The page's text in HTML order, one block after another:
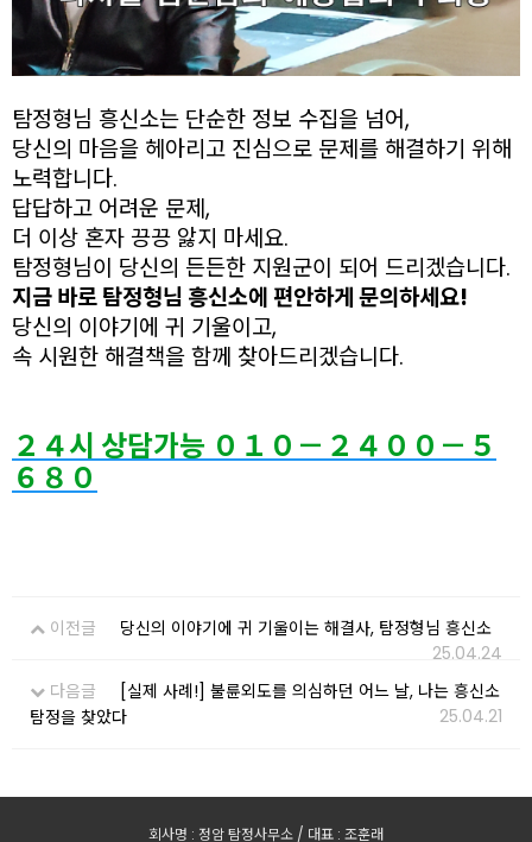
탐정형님 흥신소는 단순한 정보 수집을 넘어,
당신의 마음을 헤아리고 진심으로 문제를 해결하기 위해
노력합니다.
답답하고 어려운 문제,
더 이상 혼자 끙끙 앓지 마세요.
탐정형님이 당신의 든든한 지원군이 되어 드리겠습니다.
지금 바로 탐정형님 흥신소에 편안하게 문의하세요!
당신의 이야기에 귀 기울이고,
속 시원한 해결책을 함께 찾아드리겠습니다.
２４시 상담가능 ０１０－２４００－５
６８０
이전글
당신의 이야기에 귀 기울이는 해결사, 탐정형님 흥신소
25.04.24
다음글
[실제 사례!] 불륜외도를 의심하던 어느 날, 나는 흥신소
탐정을 찾았다
25.04.21
회사명 : 정암 탐정사무소 / 대표 : 조훈래